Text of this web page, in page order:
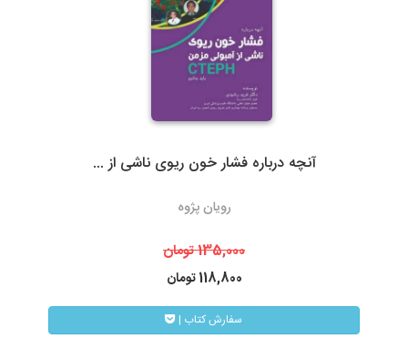
سرویس‌دهی تیپاکس در بیش از 80 شهر که تک مسیره هستند به طور
معمول 24 ساعته است. شهرهایی که دومسیره یا راه دور هستند، معمولاً
در پست پیشتاز زمان تحویل، بسته به دوری یا نزدیکی شهر مقصد از
های خاص و روزهای پایانی سال به دلیل ترافیک سرویس های پستی
ممکن است کالا کمی با تاخیر به دست مشتریان محترم برسد.
همیچنین امکان پیگیری وضعیت سفارشات پست پیشتاز از طریق
آنچه درباره فشار خون ریوی ناشی از ...
رویان پژوه
135,000تومان
118,800تومان
| سفارش کتاب